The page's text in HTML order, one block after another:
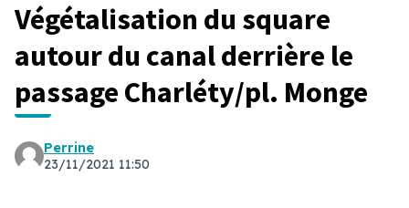
Végétalisation du square
autour du canal derrière le
passage Charléty/pl. Monge
Perrine
23/11/2021 11:50